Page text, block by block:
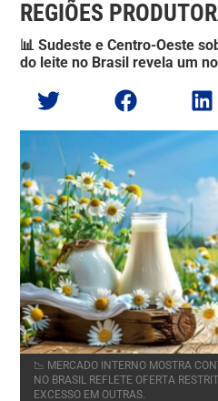
REGIÕES
📊 Sudeste e Centro-Oeste
do leite no Brasil revela um
📉 MERCADO INTERNO MOSTRA
NO BRASIL REFLETE OFERTA
EXCESSO EM OUTRAS.